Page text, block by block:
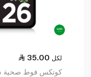
35.00 لكل
كوتكس فوط صحية